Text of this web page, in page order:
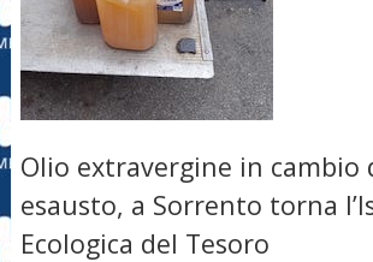
Olio extravergine in cambio
esausto, a Sorrento torna
Ecologica del Tesoro